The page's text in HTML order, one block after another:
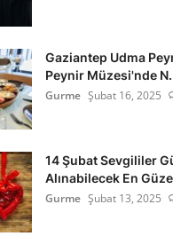
Gaziantep Udma
Peynir Müzesi'nde
Gurme Şubat 16, 2025
14 Şubat Sevgililer
Alınabilecek En
Gurme Şubat 13, 2025